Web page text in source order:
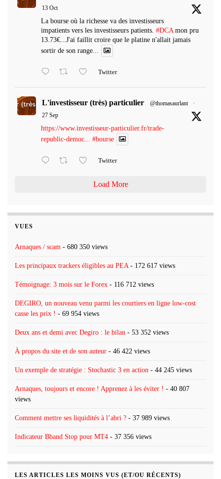
13 Oct
La bourse où la richesse va des investisseurs
impatients vers les investisseurs patients. #DCA mon pru
13.73€...J'ai faillit croire que le platine n'allait jamais
sortir de son range...
Twitter
L'investisseur (très) particulier @thomasaurlant
·
27 Sep
https://www.investisseur-particulier.fr/trade-
republic-democ... #bourse
Twitter
Load More
VUES
Arnaques / scam - 680 350 views
Les principaux trackers éligibles au PEA - 172 617 views
Témoignage: 3 mois sur le Forex - 116 712 views
DEGIRO, un nouveau venu parmi les courtiers en ligne low-cost
casse les prix ! - 69 954 views
Deux ans et demi avec Degiro : le bilan - 53 352 views
À propos du site et de son auteur - 46 422 views
Un exemple de stratégie : Stochastic 3 en action - 44 245 views
Arnaques, toujours et encore ! Apprenez à les éviter ! - 40 807
views
Comment mettre ses liquidités à l’abri ? - 37 989 views
Indicateur Bband Stop pour MT4 - 37 356 views
LES ARTICLES LES MOINS VUS (ET/OU RÉCENTS)